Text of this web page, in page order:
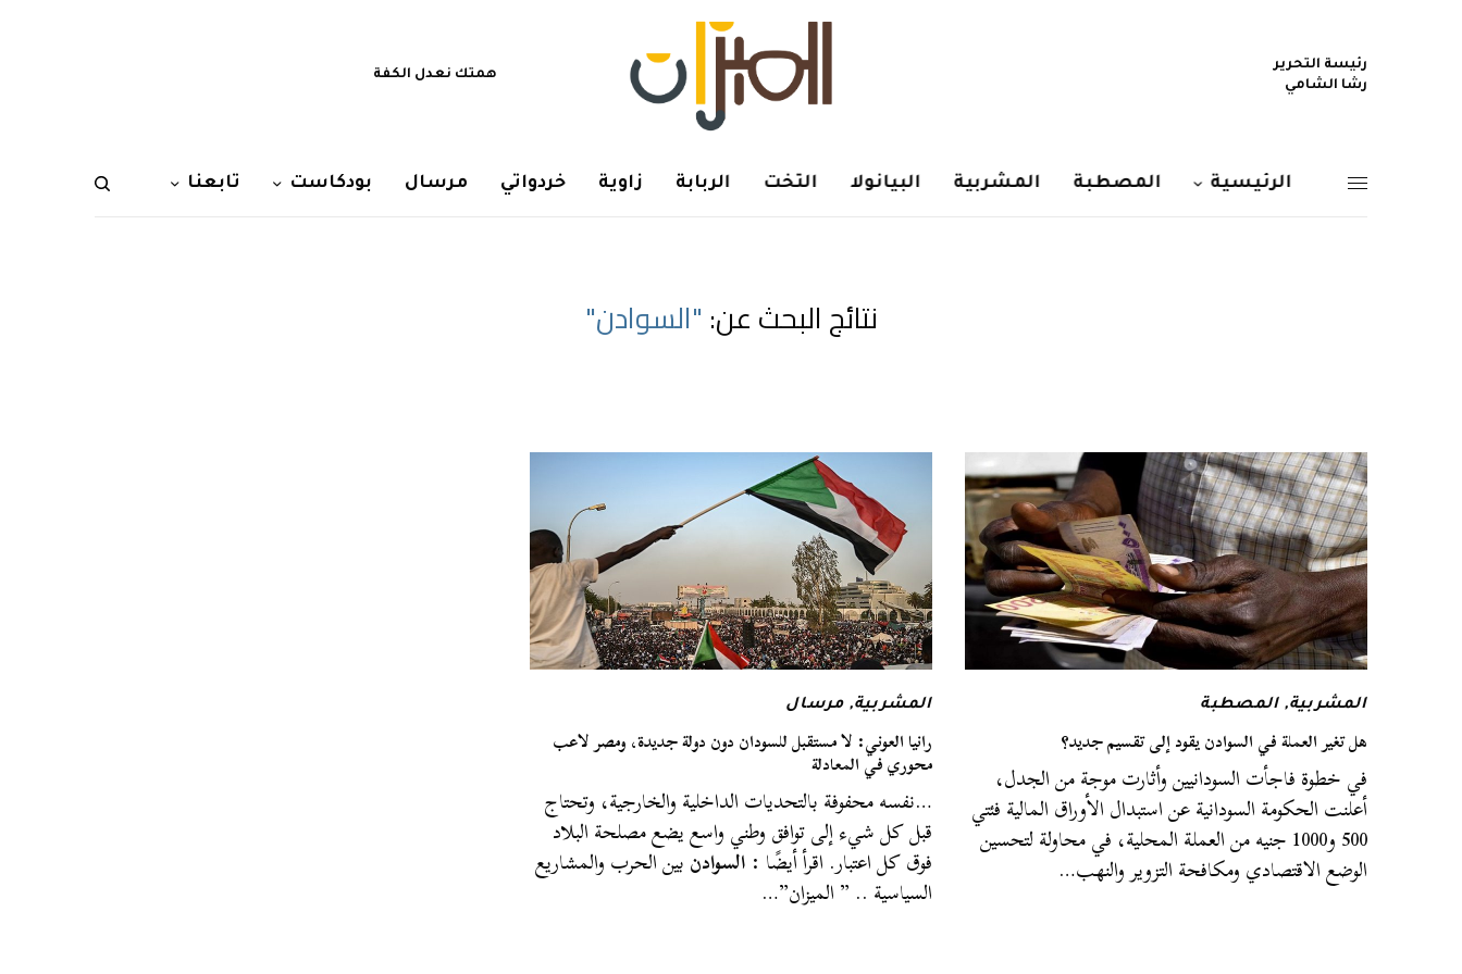
رئيسة التحرير
رشا الشامي
همتك نعدل الكفة
الرئيسية المصطبة المشربية البيانولا التخت الربابة زاوية خردواتي مرسال بودكاست تابعنا
نتائج البحث عن: "السوادن"
المشربية,المصطبة
هل تغير العملة في السوادن يقود إلى تقسيم جديد؟
في خطوة فاجأت السودانيين وأثارت موجة من الجدل،
أعلنت الحكومة السودانية عن استبدال الأوراق المالية فئتي
500 و1000 جنيه من العملة المحلية، في محاولة لتحسين
الوضع الاقتصادي ومكافحة التزوير والنهب…
المشربية,مرسال
رانيا العوني: لا مستقبل للسودان دون دولة جديدة، ومصر لاعب
محوري في المعادلة
…نفسه محفوفة بالتحديات الداخلية والخارجية، وتحتاج
قبل كل شيء إلى توافق وطني واسع يضع مصلحة البلاد
فوق كل اعتبار. اقرأ أيضًا :السوادنبين الحرب والمشاريع
السياسية .. ” الميزان”…